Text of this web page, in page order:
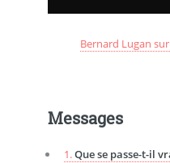
Bernard Lugan
Messages
1.Que se passe-t-il